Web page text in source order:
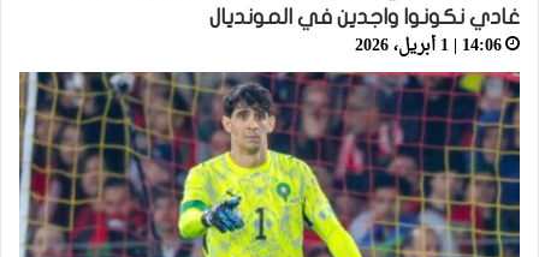
غادي نكونوا واجدين في المونديال
14:06 | 1 أبريل، 2026